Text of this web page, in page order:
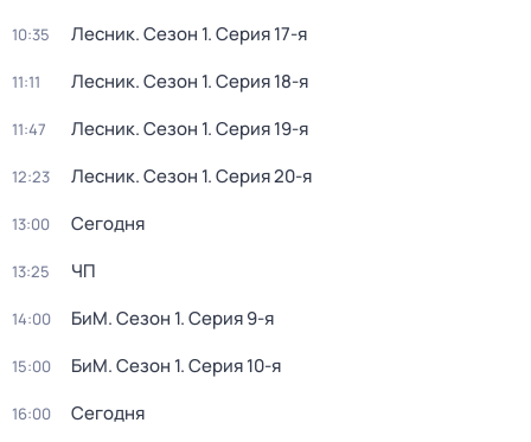
10:35 Лесник. Сезон 1. Серия 17-я
11:11 Лесник. Сезон 1. Серия 18-я
11:47 Лесник. Сезон 1. Серия 19-я
12:23 Лесник. Сезон 1. Серия 20-я
13:00 Сегодня
13:25 ЧП
14:00 БиМ. Сезон 1. Серия 9-я
15:00 БиМ. Сезон 1. Серия 10-я
16:00 Сегодня